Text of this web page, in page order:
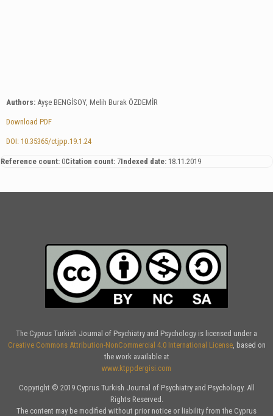
Authors: Ayşe BENGİSOY, Melih Burak ÖZDEMİR
Download PDF
DOI: 10.35365/ctjpp.19.1.24
Reference count: 0Citation count: 7Indexed date: 18.11.2019
The Cyprus Turkish Journal of Psychiatry and Psychology is licensed under a
Creative Commons Attribution-NonCommercial 4.0 International License, based on
the work available at
www.ktppdergisi.com
Copyright © 2019 Cyprus Turkish Journal of Psychiatry and Psychology. All
Rights Reserved.
The content may be modified without prior notice or liability from the Cyprus